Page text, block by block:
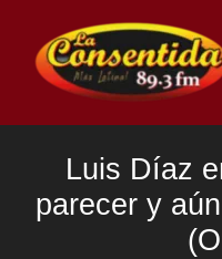
contenido
Luis Díaz
parecer y